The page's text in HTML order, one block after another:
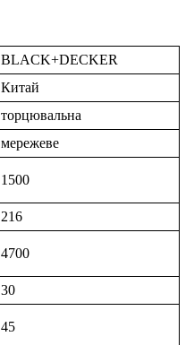
BLACK+DECKER
Китай
торцювальна
мережеве
1500
216
4700
30
45